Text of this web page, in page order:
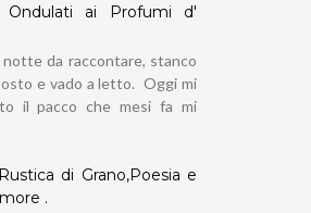
Ondulati ai Profumi d'
notte da raccontare, stanco
e vado a letto. Oggi mi
il pacco che mesi fa mi
di Grano,Poesia e
.